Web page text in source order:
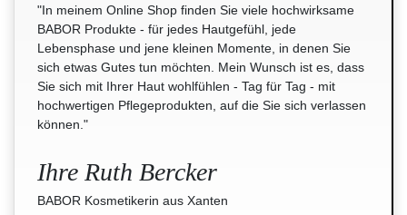
"In meinem Online Shop finden Sie viele hochwirksame
BABOR Produkte - für jedes Hautgefühl, jede
Lebensphase und jene kleinen Momente, in denen Sie
sich etwas Gutes tun möchten. Mein Wunsch ist es, dass
Sie sich mit Ihrer Haut wohlfühlen - Tag für Tag - mit
hochwertigen Pflegeprodukten, auf die Sie sich verlassen
können."
Ihre Ruth Bercker
BABOR Kosmetikerin aus Xanten